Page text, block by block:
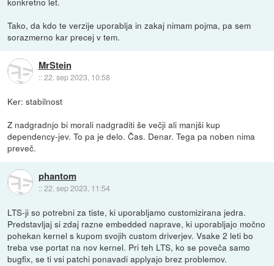
Tako, da kdo te verzije uporablja in zakaj nimam pojma, pa sem
sorazmerno kar precej v tem.
MrStein
::22. sep 2023, 10:58
Ker: stabilnost
Z nadgradnjo bi morali nadgraditi še večji ali manjši kup
dependency-jev. To pa je delo. Čas. Denar. Tega pa noben nima
preveč.
phantom
::22. sep 2023, 11:54
LTS-ji so potrebni za tiste, ki uporabljamo customizirana jedra.
Predstavljaj si zdaj razne embedded naprave, ki uporabljajo močno
pohekan kernel s kupom svojih custom driverjev. Vsake 2 leti bo
treba vse portat na nov kernel. Pri teh LTS, ko se poveča samo
bugfix, se ti vsi patchi ponavadi applyajo brez problemov.